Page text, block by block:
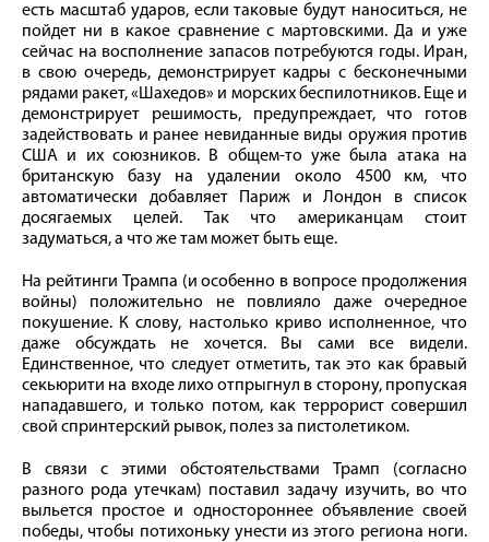
есть масштаб ударов, если таковые будут наноситься, не
пойдет ни в какое сравнение с мартовскими. Да и уже
сейчас на восполнение запасов потребуются годы. Иран,
в свою очередь, демонстрирует кадры с бесконечными
рядами ракет, «Шахедов» и морских беспилотников. Еще и
демонстрирует решимость, предупреждает, что готов
задействовать и ранее невиданные виды оружия против
США и их союзников. В общем-то уже была атака на
британскую базу на удалении около 4500 км, что
автоматически добавляет Париж и Лондон в список
досягаемых целей. Так что американцам стоит
задуматься, а что же там может быть еще.
На рейтинги Трампа (и особенно в вопросе продолжения
войны) положительно не повлияло даже очередное
покушение. К слову, настолько криво исполненное, что
даже обсуждать не хочется. Вы сами все видели.
Единственное, что следует отметить, так это как бравый
секьюрити на входе лихо отпрыгнул в сторону, пропуская
нападавшего, и только потом, как террорист совершил
свой спринтерский рывок, полез за пистолетиком.
В связи с этими обстоятельствами Трамп (согласно
разного рода утечкам) поставил задачу изучить, во что
выльется простое и одностороннее объявление своей
победы, чтобы потихоньку унести из этого региона ноги.